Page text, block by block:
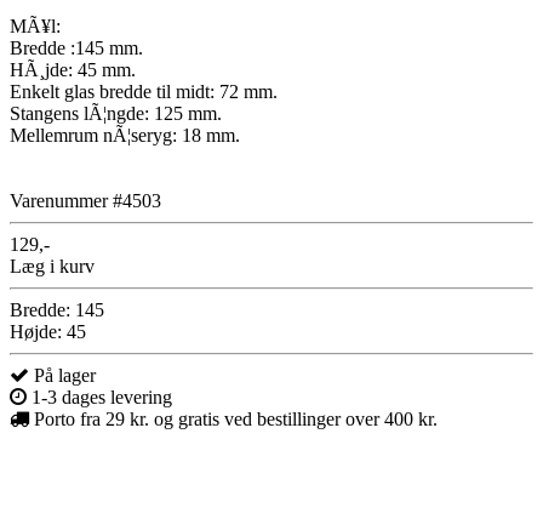
MÃ¥l:
Bredde :145 mm.
HÃ¸jde: 45 mm.
Enkelt glas bredde til midt: 72 mm.
Stangens lÃ¦ngde: 125 mm.
Mellemrum nÃ¦seryg: 18 mm.
Varenummer #4503
129,-
Læg i kurv
Bredde: 145
Højde: 45
På lager
1-3 dages levering
Porto fra 29 kr. og gratis ved bestillinger over 400 kr.